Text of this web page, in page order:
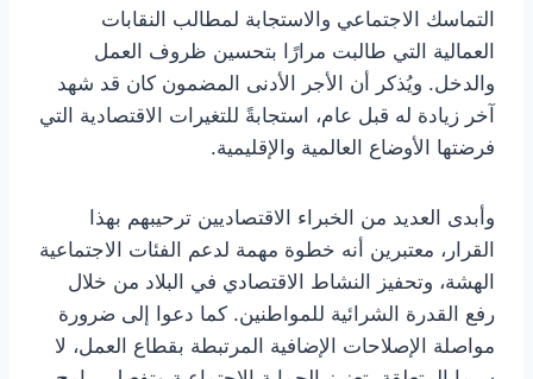
التماسك الاجتماعي والاستجابة لمطالب النقابات
العمالية التي طالبت مرارًا بتحسين ظروف العمل
والدخل. ويُذكر أن الأجر الأدنى المضمون كان قد شهد
آخر زيادة له قبل عام، استجابةً للتغيرات الاقتصادية التي
فرضتها الأوضاع العالمية والإقليمية.
وأبدى العديد من الخبراء الاقتصاديين ترحيبهم بهذا
القرار، معتبرين أنه خطوة مهمة لدعم الفئات الاجتماعية
الهشة، وتحفيز النشاط الاقتصادي في البلاد من خلال
رفع القدرة الشرائية للمواطنين. كما دعوا إلى ضرورة
مواصلة الإصلاحات الإضافية المرتبطة بقطاع العمل، لا